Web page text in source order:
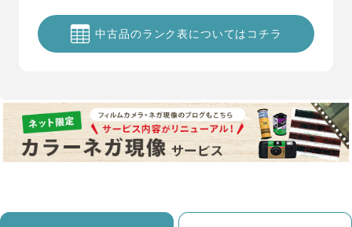
中古品のランク表についてはコチラ